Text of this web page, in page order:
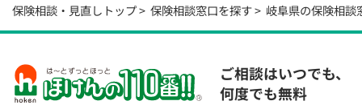
保険相談・見直しトップ 保険相談窓口を探す 岐阜県の保険相談
ご相談はいつでも、
何度でも無料